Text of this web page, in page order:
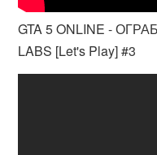
GTA 5 ONLINE -
LABS [Let's Play] #3